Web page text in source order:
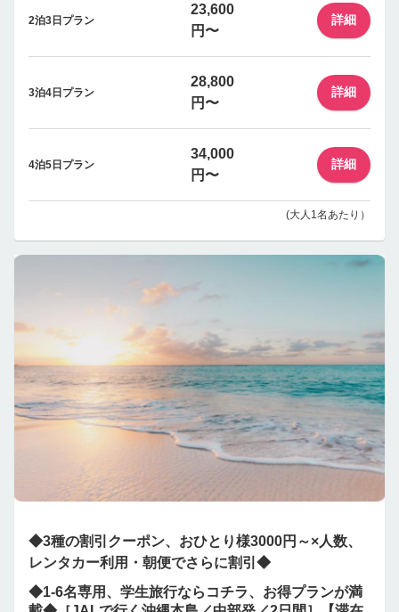
2泊3日プラン
23,600
円〜
詳細
3泊4日プラン
28,800
円〜
詳細
4泊5日プラン
34,000
円〜
詳細
(大人1名あたり）
◆3種の割引クーポン、おひとり様3000円～×人数、
レンタカー利用・朝便でさらに割引◆
◆1-6名専用、学生旅行ならコチラ、お得プランが満